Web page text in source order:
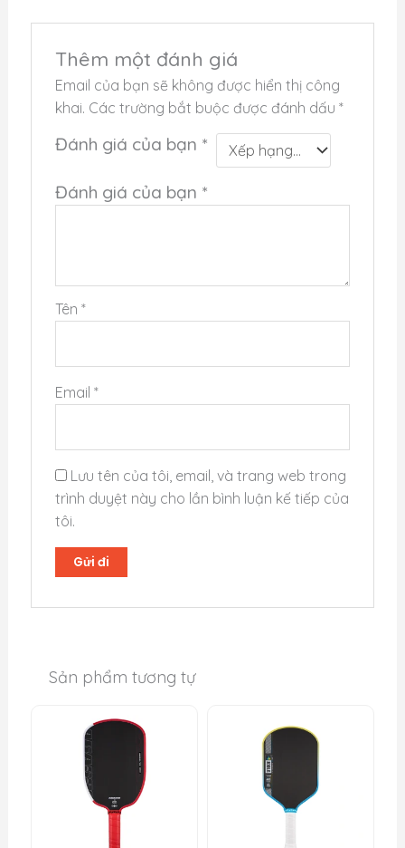
Thiết kếHybridkết hợp tầm với của dáng dài
(Elongated) và sự linh hoạt của dáng chuẩn
(Standard), giúp bạn xoay trở cực nhanh trong
những pha đôi công tốc độ cao.
Thông số kỹ thuật
Model Loco (Hybrid Shape)
Trọng lượng 7.9 – 8.1 oz
Độ dày lõi 16mm(Kiểm soát tối ưu)
Công nghệ
Bề mặt
T-700 Raw Carbon Fiber +
Fiberglass
Chu vi cán
*Lưu ý: Luôn bảo quản vợt ở nơi khô ráo, tránh nhiệt
Thêm một đánh giá
Email của bạn sẽ không được hiển thị công
khai. Các trường bắt buộc được đánh dấu*
Đánh giá của bạn *
Đánh giá của bạn *
Tên*
Email*
Lưu tên của tôi, email, và trang web trong
trình duyệt này cho lần bình luận kế tiếp của
tôi.
Sản phẩm tương tự